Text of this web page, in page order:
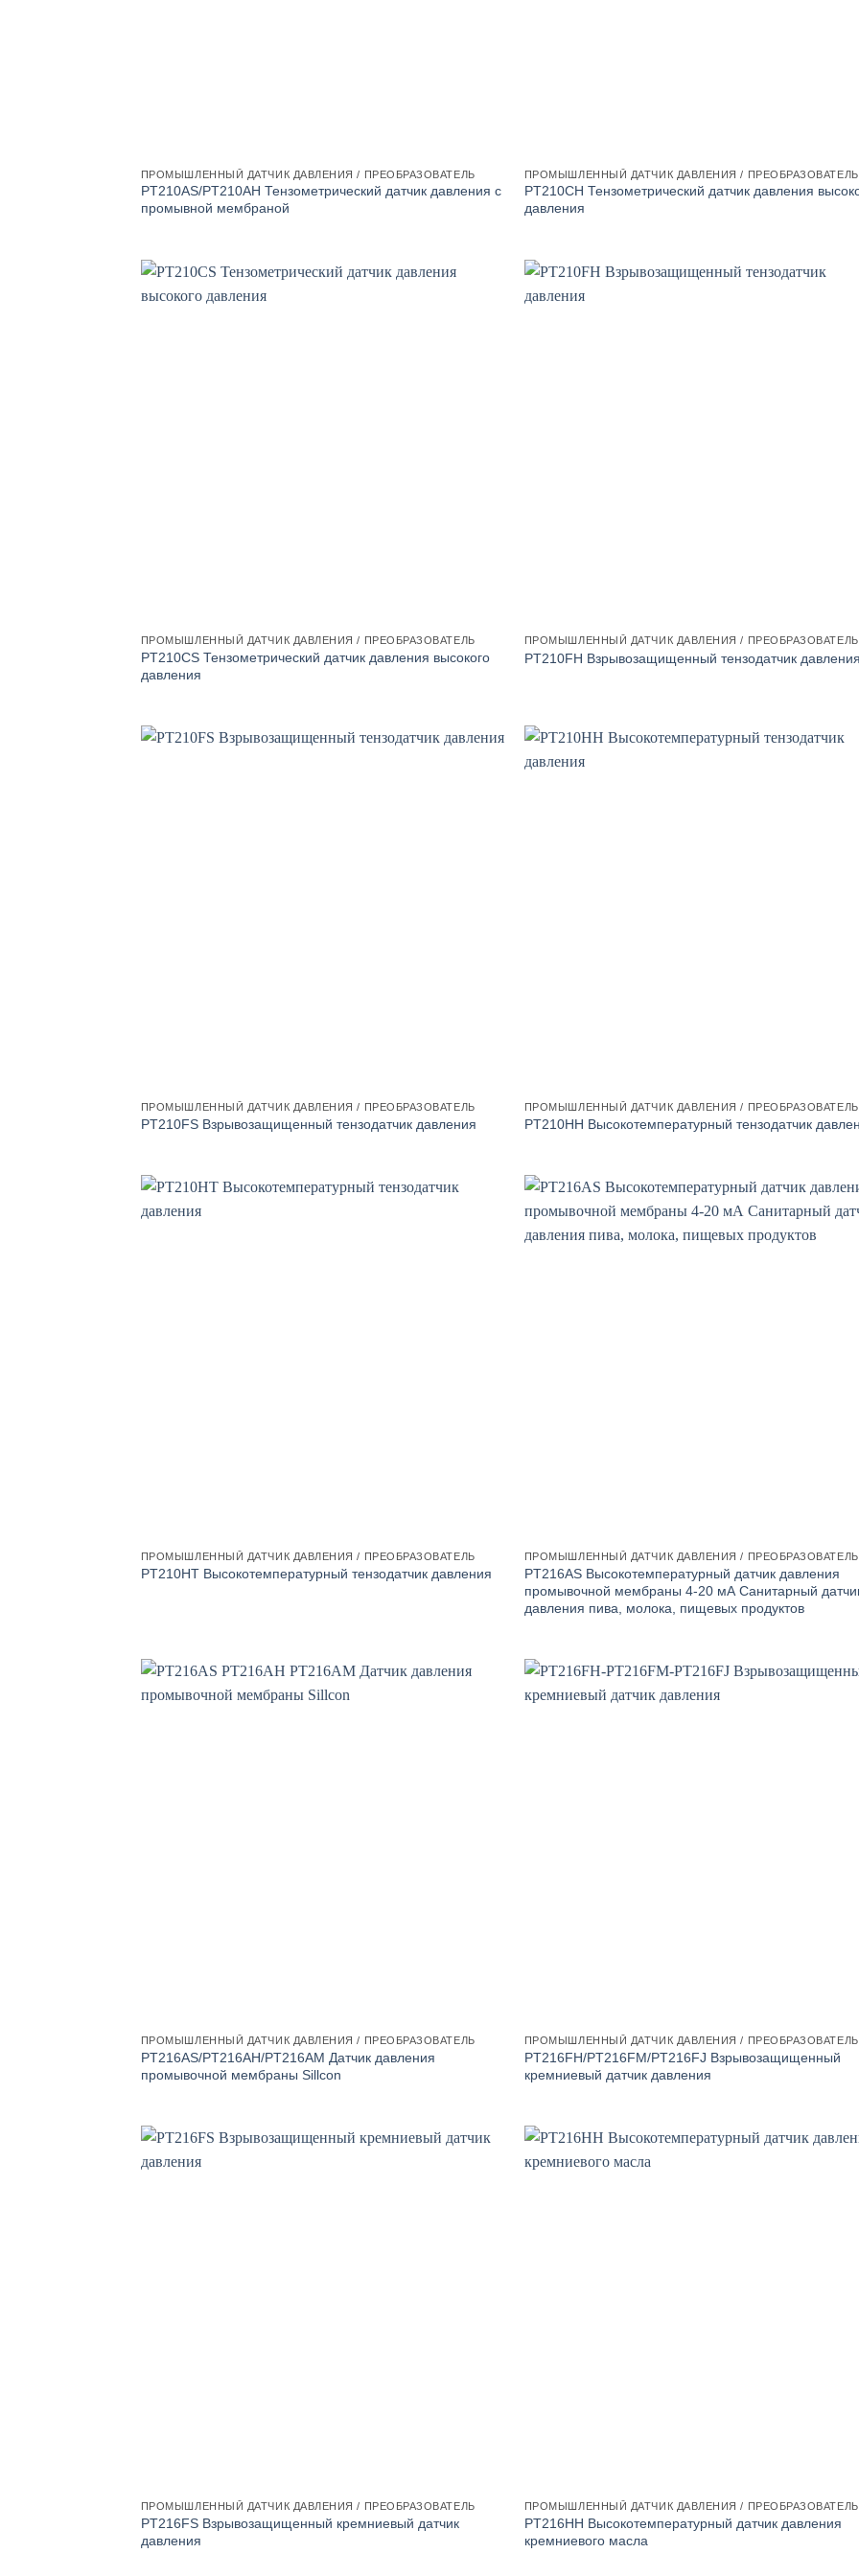
ПРОМЫШЛЕННЫЙ ДАТЧИК ДАВЛЕНИЯ / ПРЕОБРАЗОВАТЕЛЬ
PT210AS/PT210AH Тензометрический датчик давления с
промывной мембраной
ПРОМЫШЛЕННЫЙ ДАТЧИК ДАВЛЕНИЯ / ПРЕОБРАЗОВАТЕЛЬ
PT210CH Тензометрический датчик давления
давления
ПРОМЫШЛЕННЫЙ ДАТЧИК ДАВЛЕНИЯ / ПРЕОБРАЗОВАТЕЛЬ
PT210CS Тензометрический датчик давления высокого
давления
ПРОМЫШЛЕННЫЙ ДАТЧИК ДАВЛЕНИЯ / ПРЕОБРАЗОВАТЕЛЬ
PT210FH Взрывозащищенный тензодатчик
ПРОМЫШЛЕННЫЙ ДАТЧИК ДАВЛЕНИЯ / ПРЕОБРАЗОВАТЕЛЬ
PT210FS Взрывозащищенный тензодатчик давления
ПРОМЫШЛЕННЫЙ ДАТЧИК ДАВЛЕНИЯ / ПРЕОБРАЗОВАТЕЛЬ
PT210HH Высокотемпературный тензодатчик
ПРОМЫШЛЕННЫЙ ДАТЧИК ДАВЛЕНИЯ / ПРЕОБРАЗОВАТЕЛЬ
PT210HT Высокотемпературный тензодатчик давления
ПРОМЫШЛЕННЫЙ ДАТЧИК ДАВЛЕНИЯ / ПРЕОБРАЗОВАТЕЛЬ
PT216AS Высокотемпературный датчик давления
промывочной мембраны 4-20 мА Санитарный
давления пива, молока, пищевых продуктов
ПРОМЫШЛЕННЫЙ ДАТЧИК ДАВЛЕНИЯ / ПРЕОБРАЗОВАТЕЛЬ
PT216AS/PT216AH/PT216AM Датчик давления
промывочной мембраны Sillcon
ПРОМЫШЛЕННЫЙ ДАТЧИК ДАВЛЕНИЯ / ПРЕОБРАЗОВАТЕЛЬ
PT216FH/PT216FM/PT216FJ Взрывозащищенный
кремниевый датчик давления
ПРОМЫШЛЕННЫЙ ДАТЧИК ДАВЛЕНИЯ / ПРЕОБРАЗОВАТЕЛЬ
PT216FS Взрывозащищенный кремниевый датчик
давления
ПРОМЫШЛЕННЫЙ ДАТЧИК ДАВЛЕНИЯ / ПРЕОБРАЗОВАТЕЛЬ
PT216HH Высокотемпературный датчик давления
кремниевого масла